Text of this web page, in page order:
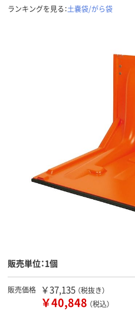
ランキングを見る：土嚢袋/がら袋
販売単位：1個
販売価格 ￥37,135 （税抜き）
￥40,848 （税込）